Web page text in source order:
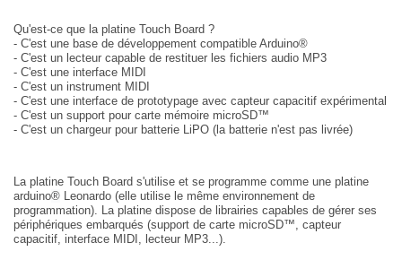
Qu'est-ce que la platine Touch Board ?
- C'est une base de développement compatible Arduino®
- C'est un lecteur capable de restituer les fichiers audio MP3
- C'est une interface MIDI
- C'est un instrument MIDI
- C'est une interface de prototypage avec capteur capacitif expérimental
- C'est un support pour carte mémoire microSD™
- C'est un chargeur pour batterie LiPO (la batterie n'est pas livrée)
La platine Touch Board s'utilise et se programme comme une platine
arduino® Leonardo (elle utilise le même environnement de
programmation). La platine dispose de librairies capables de gérer ses
périphériques embarqués (support de carte microSD™, capteur
capacitif, interface MIDI, lecteur MP3...).